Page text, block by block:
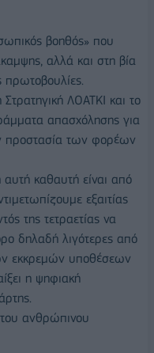
βοηθός» που
αλλά και στη βία
πρωτοβουλίες.
ΛΟΑΤΚΙ και το
απασχόλησης για
προστασία των φορέων
καθαυτή είναι από
εξαιτίας
της τετραετίας να
δηλαδή λιγότερες από
εκκρεμών υποθέσεων
η ψηφιακή
ανθρώπινου